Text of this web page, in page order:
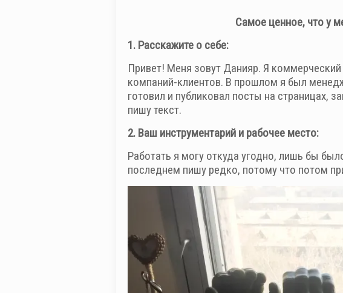
Самое ценное, что у
1. Расскажите о себе:
Привет! Меня зовут Данияр. Я
компаний-клиентов. В прошлом я был
готовил и публиковал посты на страницах,
пишу текст.
2. Ваш инструментарий и рабочее место:
Работать я могу откуда угодно, лишь бы
последнем пишу редко, потому что потом